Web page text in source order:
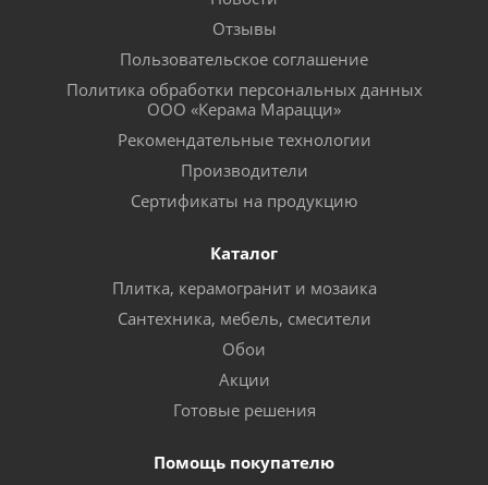
Отзывы
Пользовательское соглашение
Политика обработки персональных данных
ООО «Керама Марацци»
Рекомендательные технологии
Производители
Сертификаты на продукцию
Каталог
Плитка, керамогранит и мозаика
Сантехника, мебель, смесители
Обои
Акции
Готовые решения
Помощь покупателю